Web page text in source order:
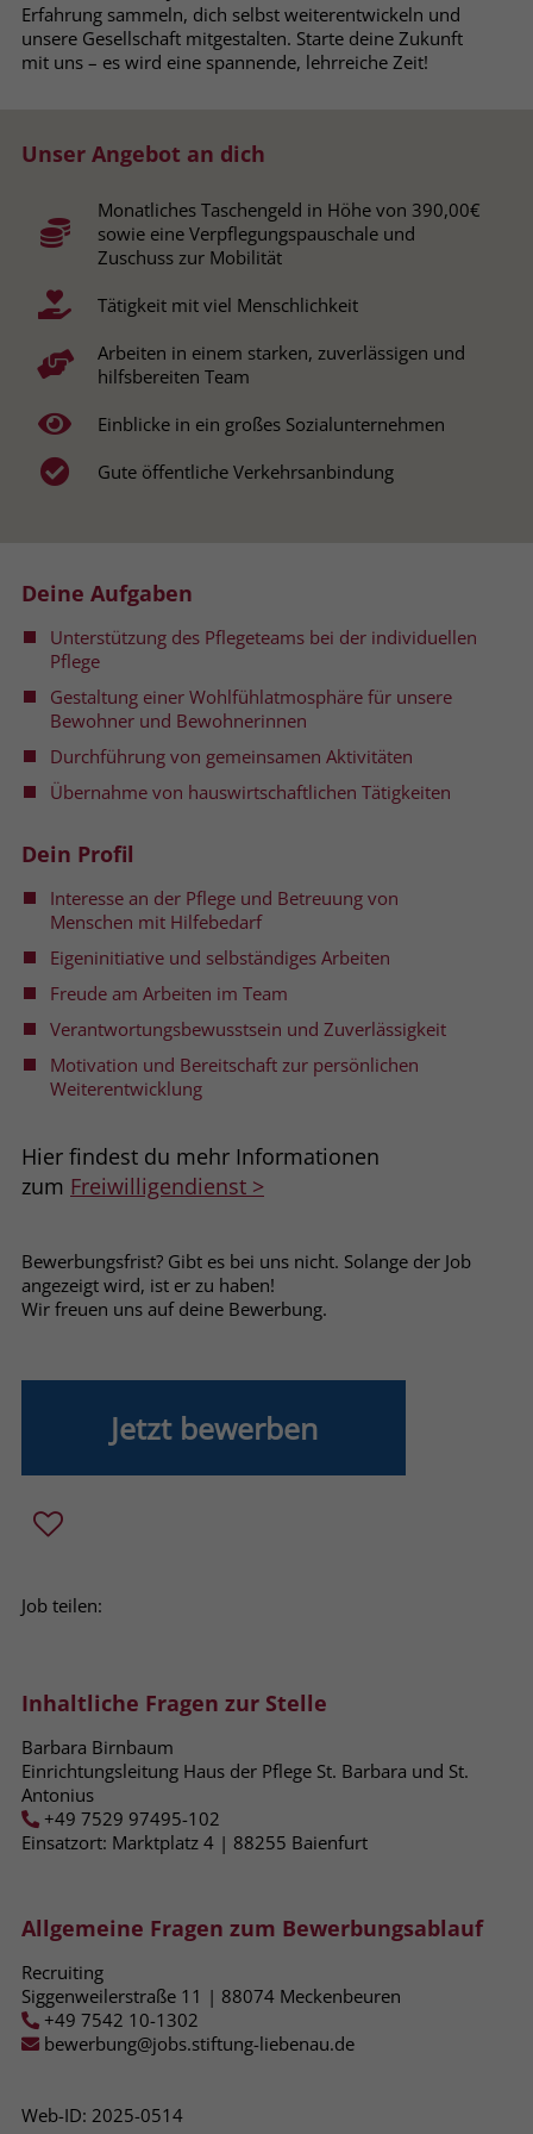
Erfahrung sammeln, dich selbst weiterentwickeln und
unsere Gesellschaft mitgestalten. Starte deine Zukunft
mit uns – es wird eine spannende, lehrreiche Zeit!
Unser Angebot an dich
Monatliches Taschengeld in Höhe von 390,00€
sowie eine Verpflegungspauschale und
Zuschuss zur Mobilität
Tätigkeit mit viel Menschlichkeit
Arbeiten in einem starken, zuverlässigen und
hilfsbereiten Team
Einblicke in ein großes Sozialunternehmen
Gute öffentliche Verkehrsanbindung
Deine Aufgaben
Unterstützung des Pflegeteams bei der individuellen
Pflege
Gestaltung einer Wohlfühlatmosphäre für unsere
Bewohner und Bewohnerinnen
Durchführung von gemeinsamen Aktivitäten
Übernahme von hauswirtschaftlichen Tätigkeiten
Dein Profil
Interesse an der Pflege und Betreuung von
Menschen mit Hilfebedarf
Eigeninitiative und selbständiges Arbeiten
Freude am Arbeiten im Team
Verantwortungsbewusstsein und Zuverlässigkeit
Motivation und Bereitschaft zur persönlichen
Weiterentwicklung
Hier findest du mehr Informationen
zum Freiwilligendienst >
Bewerbungsfrist? Gibt es bei uns nicht. Solange der Job
angezeigt wird, ist er zu haben!
Wir freuen uns auf deine Bewerbung.
Jetzt bewerben
Job teilen:
Inhaltliche Fragen zur Stelle
Barbara Birnbaum
Einrichtungsleitung Haus der Pflege St. Barbara und St.
Antonius
+49 7529 97495-102
Einsatzort: Marktplatz 4 | 88255​ Baienfurt
Allgemeine Fragen zum Bewerbungsablauf
Recruiting
Siggenweilerstraße 11 | 88074 Meckenbeuren
+49 7542 10-1302
bewerbung@jobs.stiftung-liebenau.de
Web-ID: 2025-0514
Name PHPSESSID
Laufzeit Session
Zweck
Behält die Zustände des Benutzers bei
allen Seitenanfragen bei.
Name cookie_optin
Anbieter www.stiftung-liebenau.de
Laufzeit 1 Monat
Zweck
Behält die Zustimmung des Benutzers
Laufzeit
This cookie, set by Cloudflare, is used to
support Cloudflare Bot Management.
Laufzeit Session
Zweck
allen Seitenanfragen bei.
Zweck
Browsers und die Einstellungen
exklusiv für diese Website zu speichern.
Dadurch wird gewährleistet, dass
werden, mit derselben
Name _clsk
Anbieter www.clarity.ms
Laufzeit 1 Jahr
Zweck
um die Seitenaufrufe eines Benutzers
zu speichern und in einer einzigen
Name _gcl_au
Anbieter Google Ads
Laufzeit 90 Tage
Laufzeit 90 Tage
Zweck
Dieses Cookie wird gesetzt, wenn ein
User über einen Klick auf eine Google
Werbeanzeige auf die Website gelangt.
welche Werbeanzeige geklickt wurde,
sodass erzielte Erfolge wie z.B.
Anzeige zugewiesen werden können.
Anbieter Google Ads
Zweck
Dieses Cookie wird gesetzt, wenn ein
User über einen Klick auf eine Google
Werbeanzeige auf die Website gelangt.
Anbieter Facebook
Laufzeit 3 Monate
Zweck
die Werbe- und Analysebemühungen
von Facebook zurückzuführen. Dieses
Verbraucher auf Facebook ist. Dieses
und meldet dieses Verhalten an
Facebook. Facebook kann dann die
gesammelten Daten nutzen, um den
bessere, relevantere Werbung zu